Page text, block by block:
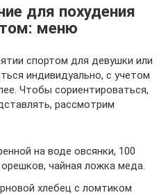
для похудения
меню
спортом для девушки или
индивидуально, с учетом
Чтобы сориентироваться,
рассмотрим
на воде овсянки, 100
чайная ложка меда.
хлебец с ломтиком